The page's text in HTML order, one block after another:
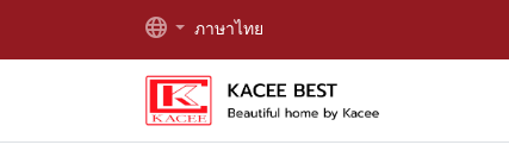
ภาษาไทย